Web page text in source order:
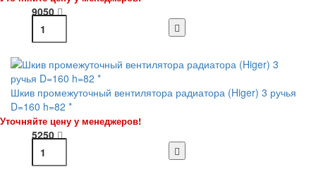
9050
Шкив промежуточный вентилятора радиатора (Higer) 3 ручья
D=160 h=82 *
Уточняйте цену у менеджеров!
5250